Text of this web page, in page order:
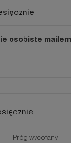
osobiste mailem
Próg wycofany